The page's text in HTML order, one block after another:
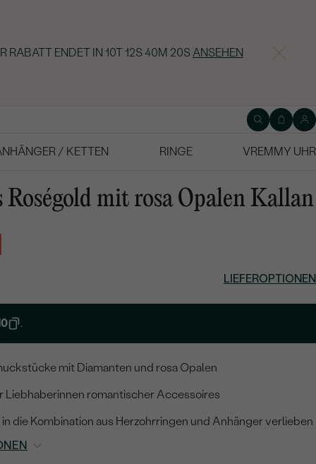
RABATT ENDET IN10T 12S 40M 19S ANSEHEN
/ KETTEN RINGE
VREMMY UHR
Roségold mit rosa Opalen Kallan
LIEFEROPTIONEN
.
mit Diamanten und rosa Opalen
Liebhaberinnen romantischer Accessoires
die Kombination aus Herzohrringen und Anhänger verlieben